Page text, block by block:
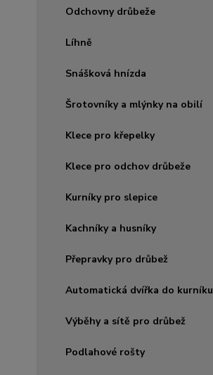
Odchovny drůbeže
Líhně
Snášková hnízda
Šrotovníky a mlýnky na obilí
Klece pro křepelky
Klece pro odchov drůbeže
Kurníky pro slepice
Kachníky a husníky
Přepravky pro drůbež
Automatická dvířka do kurníku
Výběhy a sítě pro drůbež
Podlahové rošty